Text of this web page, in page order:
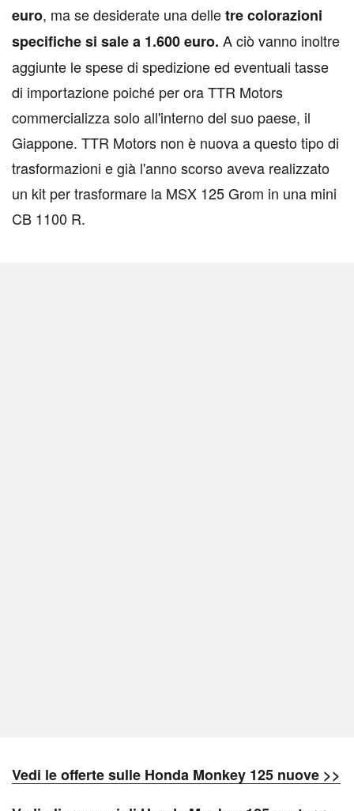
euro, ma se desiderate una delletre colorazioni
specifiche si sale a 1.600 euro. A ciò vanno inoltre
aggiunte le spese di spedizione ed eventuali tasse
di importazione poiché per ora TTR Motors
commercializza solo all'interno del suo paese, il
Giappone. TTR Motors non è nuova a questo tipo di
trasformazioni e già l'anno scorso aveva realizzato
un kit per trasformare la MSX 125 Grom in una mini
CB 1100 R.
Vedi le offerte sulle Honda Monkey 125 nuove >>